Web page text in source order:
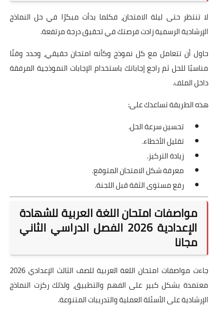
لا تنتظر حتى ليلة الامتحان، فكلما بدأت مبكرًا في حل النماذج
الإرشادية الرسمية زادت فرصتك في تحقيق درجة مرتفعة.
حاول أن تتعامل مع كل نموذج وكأنه امتحان حقيقي، وحدد وقتًا
مناسبًا للحل ثم راجع إجاباتك باستخدام الإجابات النموذجية المرفقة
داخل الملف.
هذه الطريقة تساعدك على:
تحسين سرعة الحل.
تقليل الأخطاء.
زيادة التركيز.
معرفة شكل الامتحان المتوقع.
رفع مستوى الثقة قبل اللجنة.
مواصفات امتحان اللغة العربية للشهادة
الإعدادية 2026 الفصل الدراسي الثاني
مجانا
جاءت مواصفات امتحان اللغة العربية للصف الثالث الإعدادي 2026
معتمدة بشكل كبير على الفهم والتطبيق، ولذلك ركزت النماذج
الإرشادية على الأسئلة العملية والتدريبات المتنوعة.